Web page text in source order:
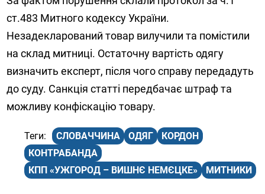
ст.483 Митного кодексу України.
Незадекларований товар вилучили та помістили
на склад митниці. Остаточну вартість одягу
визначить експерт, після чого справу передадуть
до суду. Санкція статті передбачає штраф та
можливу конфіскацію товару.
СЛОВАЧЧИНА ОДЯГ
КОРДОН
КОНТРАБАНДА
КПП «УЖГОРОД – ВИШНЄ НЕМЄЦКЕ»
МИТНИКИ